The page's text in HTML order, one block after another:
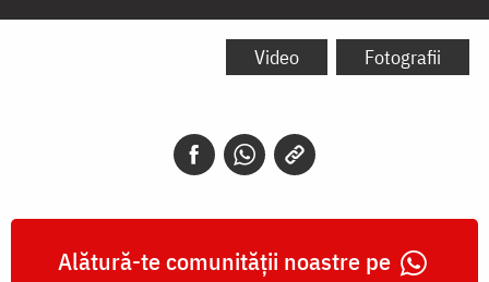
Sfântul
Video Fotografii
Alătură-te comunității noastre pe